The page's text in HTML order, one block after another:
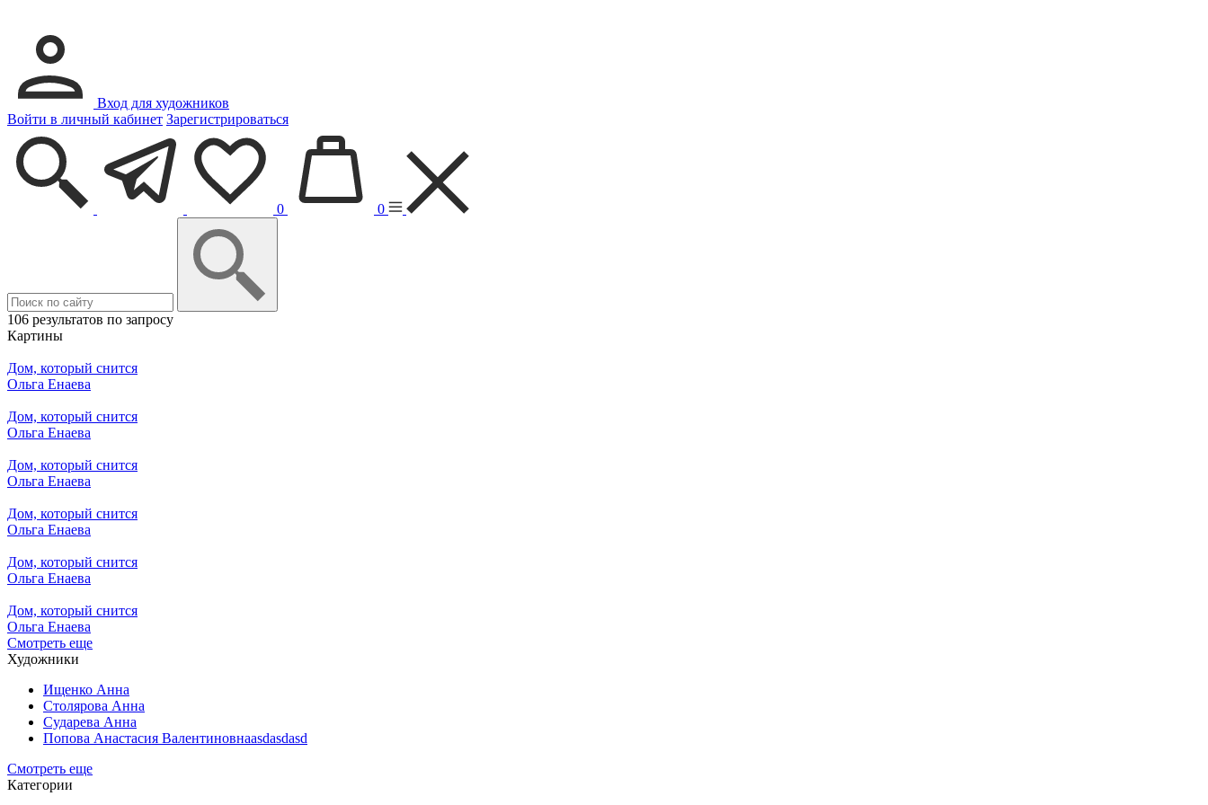
Вход для художников
Войти в личный кабинет Зарегистрироваться
0 0
106 результатов по запросу
Картины
Дом, который снится
Ольга Енаева
Дом, который снится
Ольга Енаева
Дом, который снится
Ольга Енаева
Дом, который снится
Ольга Енаева
Дом, который снится
Ольга Енаева
Дом, который снится
Ольга Енаева
Смотреть еще
Художники
Ищенко Анна
Столярова Анна
Сударева Анна
Попова Анастасия Валентиновнаasdasdasd
Смотреть еще
Категории